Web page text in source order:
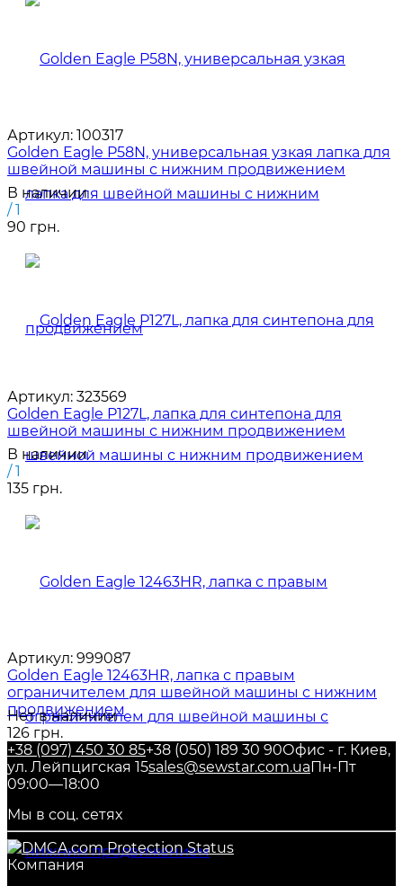
Артикул: 100317
Golden Eagle P58N, универсальная узкая лапка для
швейной машины с нижним продвижением
В наличии
/ 1
90 грн.
Артикул: 323569
Golden Eagle P127L, лапка для синтепона для
швейной машины с нижним продвижением
В наличии
/ 1
135 грн.
Артикул: 999087
Golden Eagle 12463HR, лапка с правым
ограничителем для швейной машины с нижним
продвижением
Нет в наличии
126 грн.
+38 (097) 450 30 85+38 (050) 189 30 90Офис - г. Киев,
ул. Лейпцигская 15sales@sewstar.com.uaПн-Пт
09:00—18:00
Мы в соц. сетях
Компания